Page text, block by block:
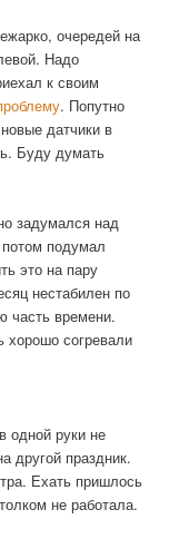
очередей на
Надо
к своим
. Попутно
датчики в
Буду думать
задумался над
подумал
это на пару
нестабилен по
часть времени.
хорошо согревали
одной руки не
другой праздник.
Ехать пришлось
не работала.